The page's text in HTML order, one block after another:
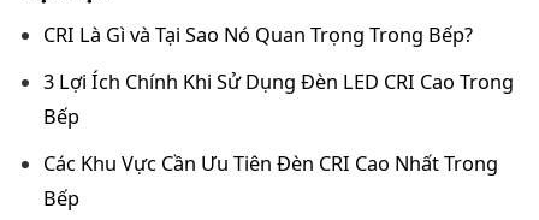
CRI Là Gì và Tại Sao Nó Quan Trọng Trong Bếp?
3 Lợi Ích Chính Khi Sử Dụng Đèn LED CRI Cao Trong
Bếp
Các Khu Vực Cần Ưu Tiên Đèn CRI Cao Nhất Trong
Bếp